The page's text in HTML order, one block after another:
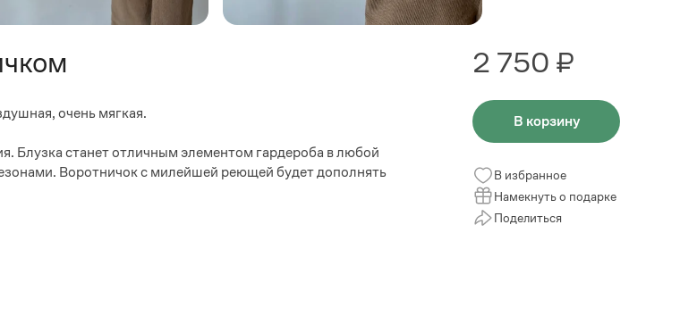
очень мягкая.
Блузка станет отличным элементом гардероба в любой
Воротничок с милейшей реющей будет дополнять
2 750 ₽
В корзину
В избранное
Намекнуть о подарке
Поделиться